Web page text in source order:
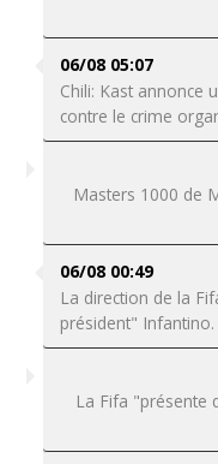
06/08 05:07
Chili: Kast annonce
contre le crime
Masters 1000 de
06/08 00:49
La direction de la
président" Infantino.
La Fifa "présente